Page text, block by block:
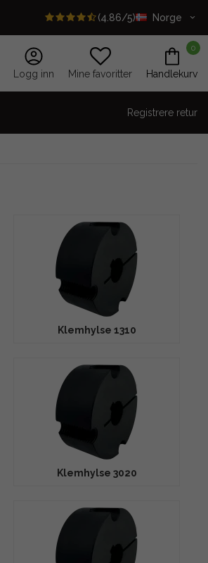
(4.86/5) Norge
Logg inn Mine favoritter
0
Handlekurv
Registrere retur
Klemhylse 1310
Klemhylse 3020